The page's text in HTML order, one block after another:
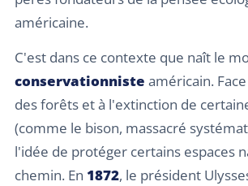
américaine.
C'est dans ce contexte que naît le
conservationniste américain.
des forêts et à l'extinction de
(comme le bison, massacré
l'idée de protéger certains espaces
chemin. En 1872, le président